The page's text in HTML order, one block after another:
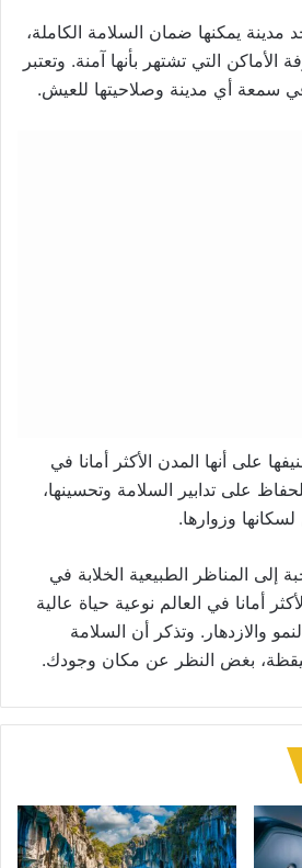
مدينة يمكنها ضمان السلامة الكاملة،
التي تشتهر بأنها آمنة. وتعتبر
سمعة أي مدينة وصلاحيتها للعيش.
على أنها المدن الأكثر أمانا في
على تدابير السلامة وتحسينها،
وزوارها.
المناظر الطبيعية الخلابة في
أمانا في العالم نوعية حياة عالية
والازدهار. وتذكر أن السلامة
بغض النظر عن مكان وجودك.